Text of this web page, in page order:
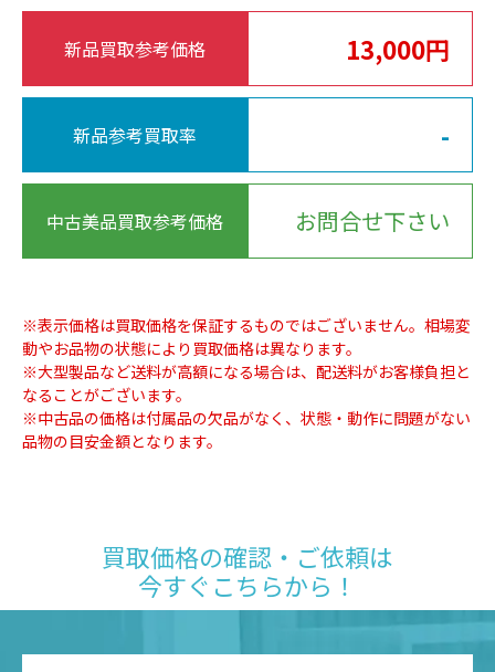
新品買取参考価格 13,000円
新品参考買取率 -
中古美品買取参考価格 お問合せ下さい
※表示価格は買取価格を保証するものではございません。相場変
動やお品物の状態により買取価格は異なります。
※大型製品など送料が高額になる場合は、配送料がお客様負担と
なることがございます。
※中古品の価格は付属品の欠品がなく、状態・動作に問題がない
品物の目安金額となります。
買取価格の確認・ご依頼は
今すぐこちらから！